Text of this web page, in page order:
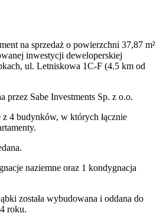
na sprzedaż o powierzchni 37,87 m²
inwestycji deweloperskiej
, ul. Letniskowa 1C-F (4.5 km od
przez Sabe Investments Sp. z o.o.
z 4 budynków, w których łącznie
naziemne oraz 1 kondygnacja
została wybudowana i oddana do
roku.